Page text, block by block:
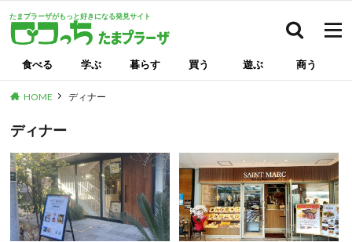
たまプラーザがもっと好きになる発見サイト
食べる 学ぶ 暮らす 買う 遊ぶ 商う
HOME ディナー
ディナー